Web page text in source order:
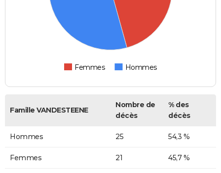
Femmes Hommes
Famille VANDESTEENE
Nombre de
décès
% des
décès
Hommes 25 54,3 %
Femmes 21 45,7 %